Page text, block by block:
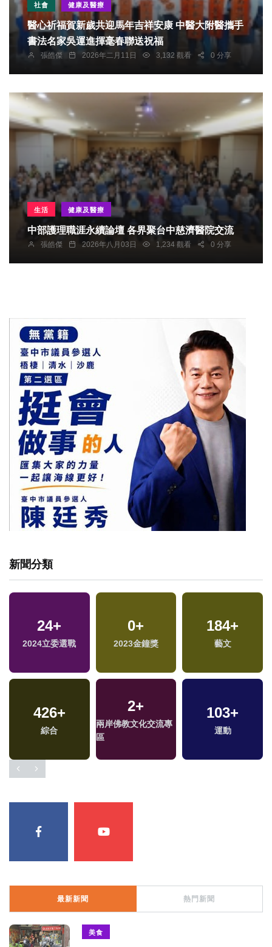
社會 健康及醫療
醫心祈福賀新歲共迎馬年吉祥安康 中醫大附醫攜手
書法名家吳運進揮毫春聯送祝福
張皓傑 2026年二月11日 3,132 觀看 0 分享
生活 健康及醫療
中部護理職涯永續論壇 各界聚台中慈濟醫院交流
張皓傑 2026年八月03日 1,234 觀看 0 分享
新聞分類
24+
2024立委選戰
0+
2023金鐘獎
184+
藝文
426+
綜合
2+
兩岸佛教文化交流專
區
103+
運動
1+
兩岸藝苑天地
15+
司法放大鏡
413+
健康及醫療
9+
2024總統大選
42+
兩岸
215+
熱門
最新新聞 熱門新聞
美食